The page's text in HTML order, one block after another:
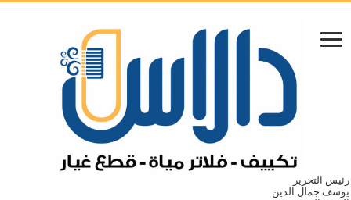
رئيس التحرير
يوسف جمال الدين